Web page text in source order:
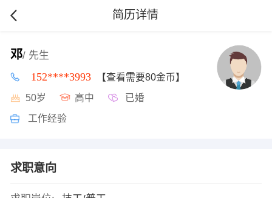
简历详情
邓/ 先生
152****3993 【查看需要80金币】
50岁 高中 已婚
工作经验
求职意向